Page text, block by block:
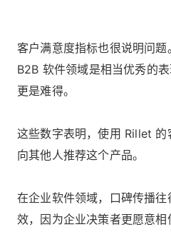
客户满意度指标也很说明问
B2B 软件领域是相当优秀的
更是难得。
这些数字表明，使用 Rillet 的
向其他人推荐这个产品。
在企业软件领域，口碑传播
效，因为企业决策者更愿意相